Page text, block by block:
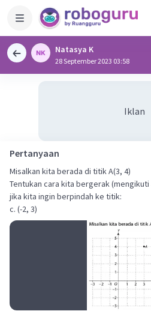
Natasya K
28 September 2023 03:58
Iklan
Pertanyaan
Misalkan kita berada di titik A(3, 4)
Tentukan cara kita bergerak
jika kita ingin berpindah ke titik:
c. (-2, 3)